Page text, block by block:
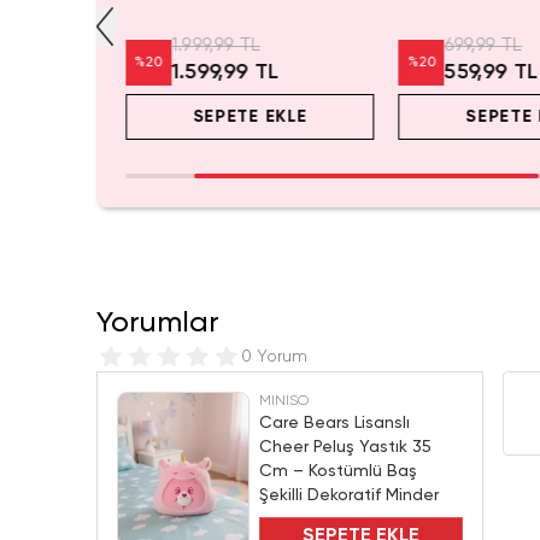
%20
1.999,99 TL
1.599,99 TL
SEPETE EKLE
%20
699,99 TL
559,99 TL
SEPETE
Yorumlar
0 Yorum
MINISO
Care Bears Lisanslı
Cheer Peluş Yastık 35
Cm – Kostümlü Baş
Şekilli Dekoratif Minder